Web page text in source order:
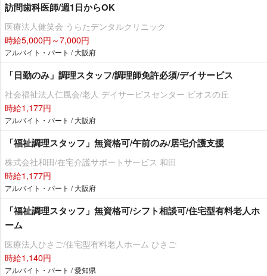
訪問歯科医師/週1日からOK
医療法人健笑会 うらたデンタルクリニック
時給5,000円～7,000円
アルバイト・パート / 大阪府
「日勤のみ」調理スタッフ/調理師免許必須/デイサービス
社会福祉法人仁風会/老人 デイサービスセンター ビオスの丘
時給1,177円
アルバイト・パート / 大阪府
「福祉調理スタッフ」無資格可/午前のみ/居宅介護支援
株式会社和田/在宅介護サポートサービス 和田
時給1,177円
アルバイト・パート / 大阪府
「福祉調理スタッフ」無資格可/シフト相談可/住宅型有料老人ホ
ーム
医療法人ひさご/住宅型有料老人ホーム ひさご
時給1,140円
アルバイト・パート / 愛知県